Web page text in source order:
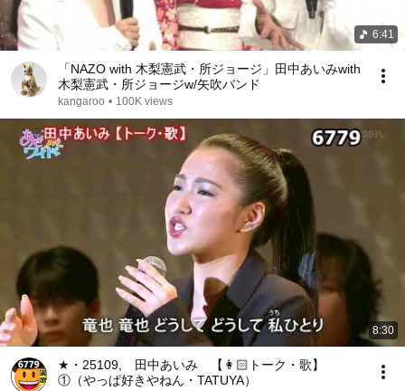
今 きめられない
弾数-タマカズ- 増やして BANG BANG BANG
防弾つきぬけ BANG BANG BANG
その気にさせたら 遊びはここまで
そいつもワナなら もう少し遊ぼうか
知っちゃいないよそちらが 勝手に感じただけの事
ハートはおうちに しまってあります 誰もが
浮き足立ってるこの場で 根っこのお話し どうしましょ
愛は今持ってない おうちにとりに戻らなきゃー
終わりか続くか 座るか立つか 優柔不断 Seem to Cry
となりか向かいか 乙女かケモノか 優柔不断 Seem to
今 きめられない
弾数-タマカズ- 増やして BANG BANG BANG
防弾つきぬけ BANG BANG BANG
そいつもワナなら もう少し遊ぼうか
6:41
「NAZO with 木梨憲武・所ジョージ」田中あいみwith
木梨憲武・所ジョージw/矢吹バンド
kangaroo • 100K views
8:30
★・25109, 田中あいみ 【👩🏻トーク・歌】
①（やっぱ好きやねん・TATUYA）